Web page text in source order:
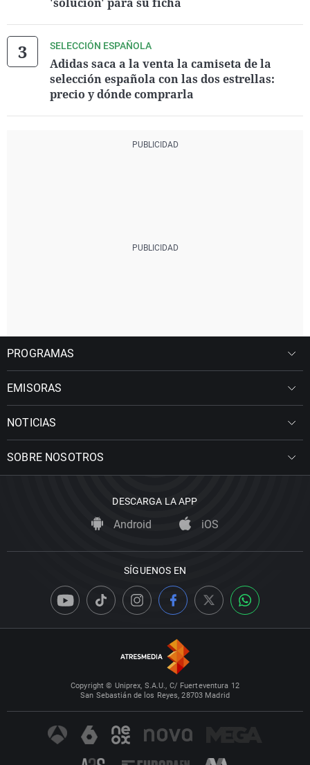
SELECCIÓN ESPAÑOLA
Adidas saca a la venta la camiseta de la
selección española con las dos estrellas:
precio y dónde comprarla
PROGRAMAS
EMISORAS
NOTICIAS
SOBRE NOSOTROS
DESCARGA LA APP
Android iOS
SÍGUENOS EN
Copyright © Uniprex, S.A.U., C/ Fuerteventura 12
San Sebastián de los Reyes, 28703 Madrid